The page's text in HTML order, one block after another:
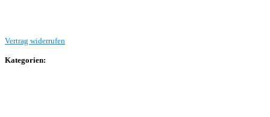
Vertrag widerrufen
Kategorien: